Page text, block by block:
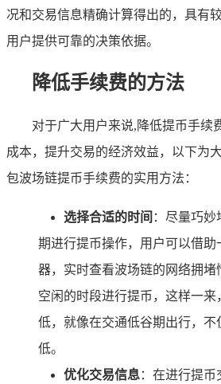
况和交易信息精确计算得出的，具有
用户提供可靠的决策依据。
降低手续费的方法
对于广大用户来说,降低提币手续
成本，提升交易的经济效益，以下为
包波场链提币手续费的实用方法：
选择合适的时间 ：尽量巧
期进行提币操作，用户可以借助
器，实时查看波场链的网络拥
空闲的时段进行提币，这样一
低，就像在交通低谷期出行，不
低。
优化交易信息：在进行提